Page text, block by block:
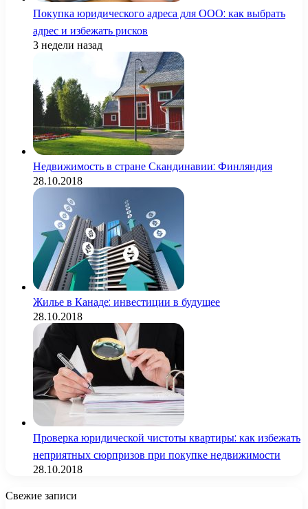
Покупка юридического адреса для ООО: как выбрать
адрес и избежать рисков
3 недели назад
Недвижимость в стране Скандинавии: Финляндия
28.10.2018
Жилье в Канаде: инвестиции в будущее
28.10.2018
Проверка юридической чистоты квартиры: как избежать
неприятных сюрпризов при покупке недвижимости
28.10.2018
Свежие записи